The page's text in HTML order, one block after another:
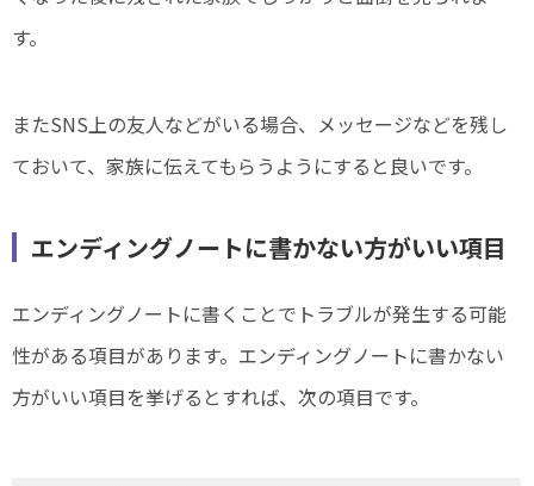
す。
またSNS上の友人などがいる場合、メッセージなどを残し
ておいて、家族に伝えてもらうようにすると良いです。
エンディングノートに書かない方がいい項目
エンディングノートに書くことでトラブルが発生する可能
性がある項目があります。エンディングノートに書かない
方がいい項目を挙げるとすれば、次の項目です。